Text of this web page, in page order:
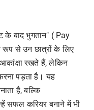
के बाद भुगतान" ( Pay
से उन छात्रों के लिए
रखते हैं, लेकिन
पड़ता है। यह
है, बल्कि
सफल करियर बनाने में भी